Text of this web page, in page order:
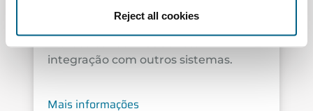
Reject all cookies
sistemas combinados de ar e água,
mede e melhora a qualidade do ar, e
integração com outros sistemas.
Mais informações